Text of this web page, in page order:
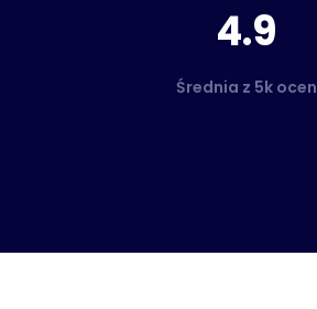
4.9
Średnia z 5k ocen